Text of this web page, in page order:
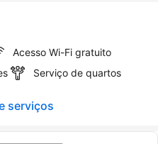
Acesso Wi-Fi gratuito
Serviço de quartos
serviços